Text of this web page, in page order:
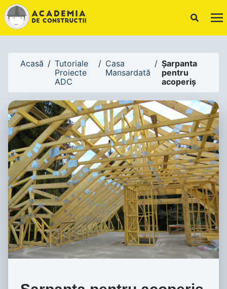
!-- Canonical URL -->
Acasă / Tutoriale
Proiecte
ADC
/ Casa
Mansardată
/ Șarpanta
pentru
acoperiș